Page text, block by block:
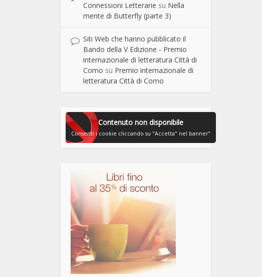
Connessioni Letterarie su Nella
mente di Butterfly (parte 3)
Siti Web che hanno pubblicato il
Bando della V Edizione - Premio
internazionale di letteratura Città di
Como su Premio internazionale di
letteratura Città di Como
Contenuto non disponibile
Consenti i cookie cliccando su "Accetta" nel banner"